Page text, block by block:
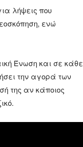
λήψεις που
ενώ
Ένωση και σε κάθε
την αγορά των
της αν κάποιος